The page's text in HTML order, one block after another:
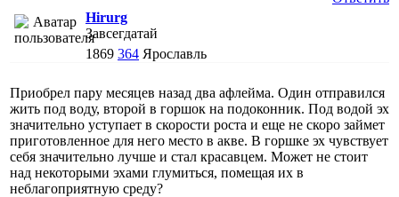
Hirurg
Завсегдатай
1869 364 Ярославль
Приобрел пару месяцев назад два афлейма. Один отправился
жить под воду, второй в горшок на подоконник. Под водой эх
значительно уступает в скорости роста и еще не скоро займет
приготовленное для него место в акве. В горшке эх чувствует
себя значительно лучше и стал красавцем. Может не стоит
над некоторыми эхами глумиться, помещая их в
неблагоприятную среду?